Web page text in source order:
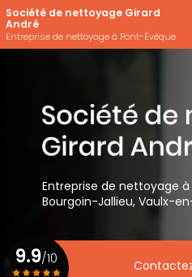
Aller
au
contenu
principal
Société de nettoyage Girard
André
Entreprise de nettoyage à Pont-Évêque
Entreprise de nettoyage à
Bourgoin-Jallieu, Vaulx-
9.9/10